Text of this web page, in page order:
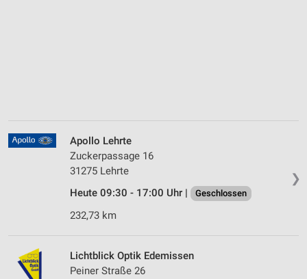
❯
Apollo Lehrte
Zuckerpassage 16
31275 Lehrte
Heute 09:30 - 17:00 Uhr |
Geschlossen
232,73 km
Lichtblick Optik Edemissen
Peiner Straße 26